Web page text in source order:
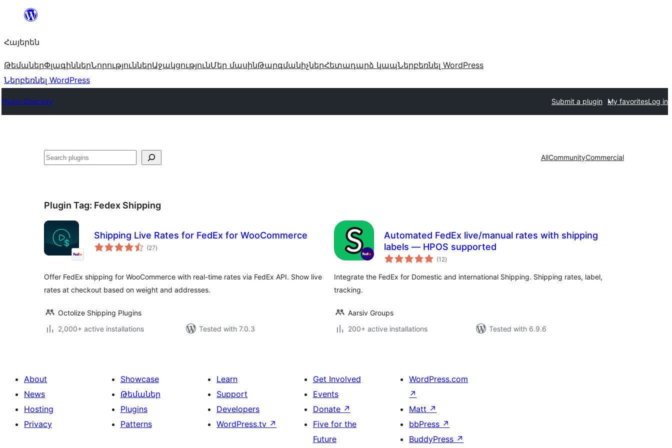
Անցնել
Հայերեն
ԹեմաներՓլագիններՆորություններԱջակցությունՄեր մասինԹարգմանիչներՀետադարձ կապՆերբեռնել WordPress
Ներբեռնել WordPress
Plugin Directory Submit a plugin My favoritesLog in
Որոնել AllCommunityCommercial
Plugin Tag: Fedex Shipping
Shipping Live Rates for FedEx for WooCommerce
(27total
ratings
)
Offer FedEx shipping for WooCommerce with real-time rates via FedEx API. Show live
rates at checkout based on weight and addresses.
Octolize Shipping Plugins
2,000+ active installations
Tested with 7.0.3
Automated FedEx live/manual rates with shipping
labels — HPOS supported
(12total
ratings
)
Integrate the FedEx for Domestic and international Shipping. Shipping rates, label,
tracking.
Aarsiv Groups
200+ active installations
Tested with 6.9.6
About
News
Hosting
Privacy
Showcase
Թեմաներ
Plugins
Patterns
Learn
Support
Developers
WordPress.tv ↗
Get Involved
Events
Donate ↗
Five for the
Future
WordPress.com
↗
Matt ↗
bbPress ↗
BuddyPress ↗